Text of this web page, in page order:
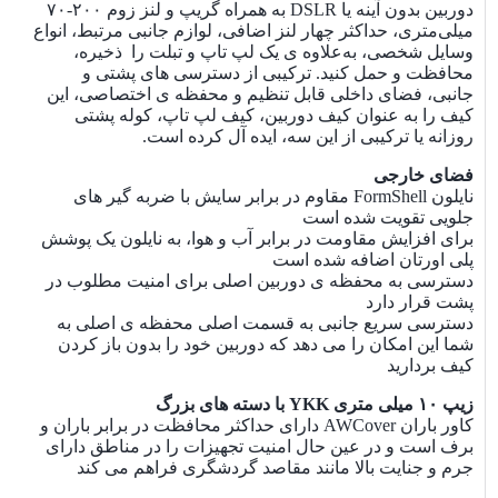
جیب داخلی قابل جابجایی بالا برای سیم ها و شارژر ها
بالشتکی شده است
دو جیب CradleFit بالشتکی در قسمت داخلی پنل
پشتی، یک لپ تاپ ۱۵ اینچی، یک تبلت ۱۰ اینچی و سیم
ها را در خود جای می دهد و دسترسی به آن ها آسان
است تا مجبور نباشید کیف خود را باز کنید و به سرعت
جیب عمیق جلویی دارای یک سازمان دهنده برای
وسایل شخصی و لوازم جانبی است
سیستم بند سه پایه در بیرون برای سه پایه های
مسافرتی سایز متوسط، وجود دارد
دو جیب مشبک جانبی قابل افزایش سایز برای
بطری‌های آب یا سایر مواری که نیاز به دسترسی سریع
دارند، وجود دارد
گزینه های حمل
بند های کوله پشتی قابل تنظیم طیف گسترده ای از
ارگونومیک برای راحتی تمام روز طراحی شده اند
یک دسته با قابلیت حمل آسان در پانل پشتی وجود دارد
دسته نرم بالایی را می توان به عنوان دسته ی حمل یا
آویزان کردن کیف از قلاب یا ستون های مرکزی سه
دوربین بدون آینه یا DSLR به همراه گریپ و لنز زوم ۲۰۰-۷۰
میلی‌متری، حداکثر چهار لنز اضافی، لوازم جانبی مرتبط، انواع
وسایل شخصی، به‌علاوه ی یک لپ ‌تاپ و تبلت را ذخیره،
محافظت و حمل کنید. ترکیبی از دسترسی های پشتی و
جانبی، فضای داخلی قابل تنظیم و محفظه ی اختصاصی، این
کیف را به عنوان کیف دوربین، کیف لپ تاپ، کوله پشتی
روزانه یا ترکیبی از این سه، ایده آل کرده است.
فضای خارجی
نایلون FormShell مقاوم در برابر سایش با ضربه گیر های
جلویی تقویت شده است
برای افزایش مقاومت در برابر آب و هوا، به نایلون یک پوشش
پلی اورتان اضافه شده است
دسترسی به محفظه ی دوربین اصلی برای امنیت مطلوب در
پشت قرار دارد
دسترسی سریع جانبی به قسمت اصلی محفظه ی اصلی به
شما این امکان را می دهد که دوربین خود را بدون باز کردن
کیف بردارید
زیپ ۱۰ میلی متری YKK با دسته های بزرگ
کاور باران AWCover دارای حداکثر محافظت در برابر باران و
برف است و در عین حال امنیت تجهیزات را در مناطق دارای
جرم و جنایت بالا مانند مقاصد گردشگری فراهم می کند